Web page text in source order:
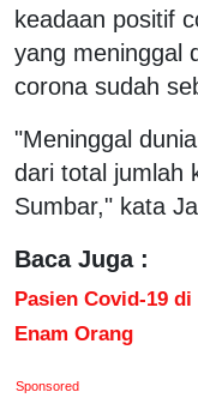
keadaan positif
yang meninggal
corona sudah
"Meninggal
dari total jumlah
Sumbar," kata
Baca Juga :
Pasien Covid-19
Enam Orang
Sponsored